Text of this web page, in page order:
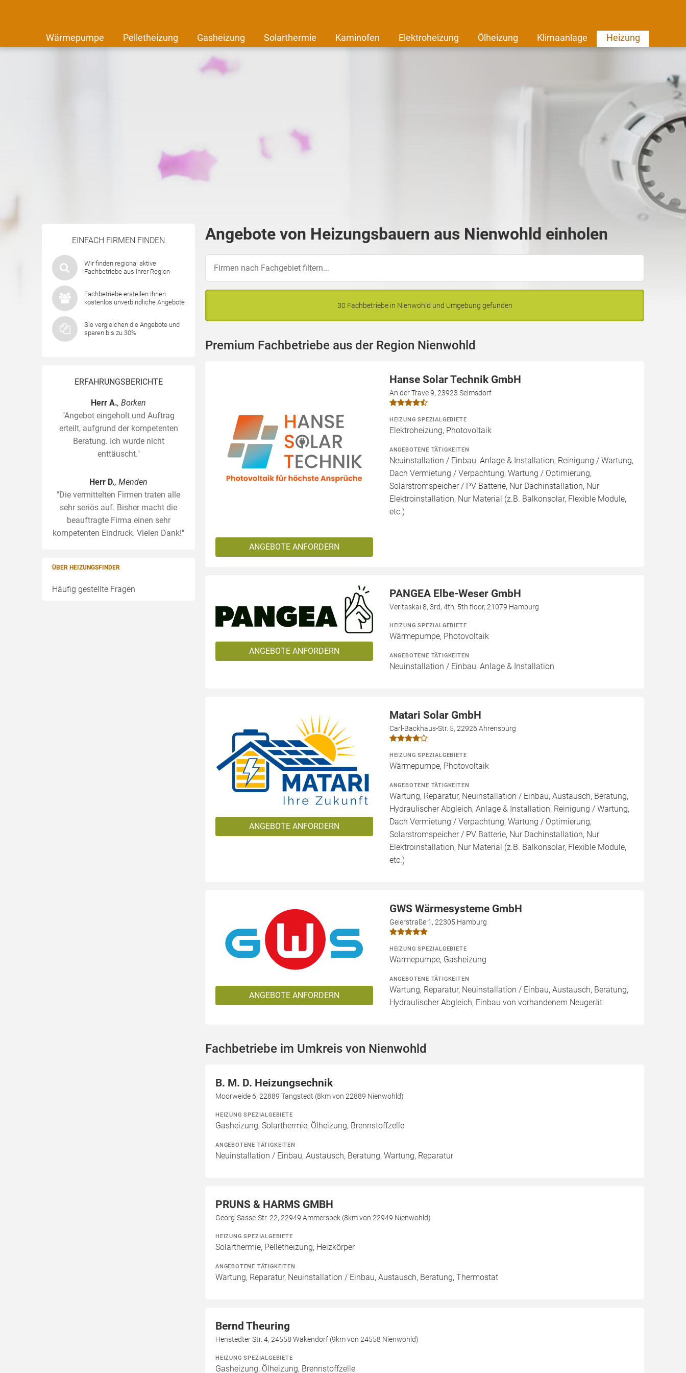
Wärmepumpe Pelletheizung Gasheizung Solarthermie Kaminofen Elektroheizung Ölheizung Klimaanlage Heizung
EINFACH FIRMEN FINDEN
Wir finden regional aktive
Fachbetriebe aus Ihrer Region
Fachbetriebe erstellen Ihnen
kostenlos unverbindliche Angebote
Sie vergleichen die Angebote und
sparen bis zu 30%
ERFAHRUNGSBERICHTE
Herr A., Borken
"Angebot eingeholt und Auftrag
erteilt, aufgrund der kompetenten
Beratung. Ich wurde nicht
enttäuscht."
Herr D., Menden
"Die vermittelten Firmen traten alle
sehr seriös auf. Bisher macht die
beauftragte Firma einen sehr
kompetenten Eindruck. Vielen Dank!"
ÜBER HEIZUNGSFINDER
Häufig gestellte Fragen
Angebote von Heizungsbauern aus Nienwohld einholen
30 Fachbetriebe in Nienwohld und Umgebung gefunden
Premium Fachbetriebe aus der Region Nienwohld
ANGEBOTE ANFORDERN
Hanse Solar Technik GmbH
An der Trave 9, 23923 Selmsdorf
HEIZUNG SPEZIALGEBIETE
Elektroheizung, Photovoltaik
ANGEBOTENE TÄTIGKEITEN
Neuinstallation / Einbau, Anlage & Installation, Reinigung / Wartung,
Dach Vermietung / Verpachtung, Wartung / Optimierung,
Solarstromspeicher / PV Batterie, Nur Dachinstallation, Nur
Elektroinstallation, Nur Material (z.B. Balkonsolar, Flexible Module,
etc.)
ANGEBOTE ANFORDERN
PANGEA Elbe-Weser GmbH
Veritaskai 8, 3rd, 4th, 5th floor, 21079 Hamburg
HEIZUNG SPEZIALGEBIETE
Wärmepumpe, Photovoltaik
ANGEBOTENE TÄTIGKEITEN
Neuinstallation / Einbau, Anlage & Installation
ANGEBOTE ANFORDERN
Matari Solar GmbH
Carl-Backhaus-Str. 5, 22926 Ahrensburg
HEIZUNG SPEZIALGEBIETE
Wärmepumpe, Photovoltaik
ANGEBOTENE TÄTIGKEITEN
Wartung, Reparatur, Neuinstallation / Einbau, Austausch, Beratung,
Hydraulischer Abgleich, Anlage & Installation, Reinigung / Wartung,
Dach Vermietung / Verpachtung, Wartung / Optimierung,
Solarstromspeicher / PV Batterie, Nur Dachinstallation, Nur
Elektroinstallation, Nur Material (z.B. Balkonsolar, Flexible Module,
etc.)
ANGEBOTE ANFORDERN
GWS Wärmesysteme GmbH
Geierstraße 1, 22305 Hamburg
HEIZUNG SPEZIALGEBIETE
Wärmepumpe, Gasheizung
ANGEBOTENE TÄTIGKEITEN
Wartung, Reparatur, Neuinstallation / Einbau, Austausch, Beratung,
Hydraulischer Abgleich, Einbau von vorhandenem Neugerät
Fachbetriebe im Umkreis von Nienwohld
B. M. D. Heizungsechnik
Moorweide 6, 22889 Tangstedt (8km von 22889 Nienwohld)
HEIZUNG SPEZIALGEBIETE
Gasheizung, Solarthermie, Ölheizung, Brennstoffzelle
ANGEBOTENE TÄTIGKEITEN
Neuinstallation / Einbau, Austausch, Beratung, Wartung, Reparatur
PRUNS & HARMS GMBH
Georg-Sasse-Str. 22, 22949 Ammersbek (8km von 22949 Nienwohld)
HEIZUNG SPEZIALGEBIETE
Solarthermie, Pelletheizung, Heizkörper
ANGEBOTENE TÄTIGKEITEN
Wartung, Reparatur, Neuinstallation / Einbau, Austausch, Beratung, Thermostat
Bernd Theuring
Henstedter Str. 4, 24558 Wakendorf (9km von 24558 Nienwohld)
HEIZUNG SPEZIALGEBIETE
Gasheizung, Ölheizung, Brennstoffzelle